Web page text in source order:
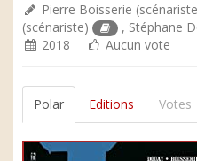
Pierre Boisserie
(scénariste)
, Stéphane
2018
Aucun vote
Polar Editions Votes